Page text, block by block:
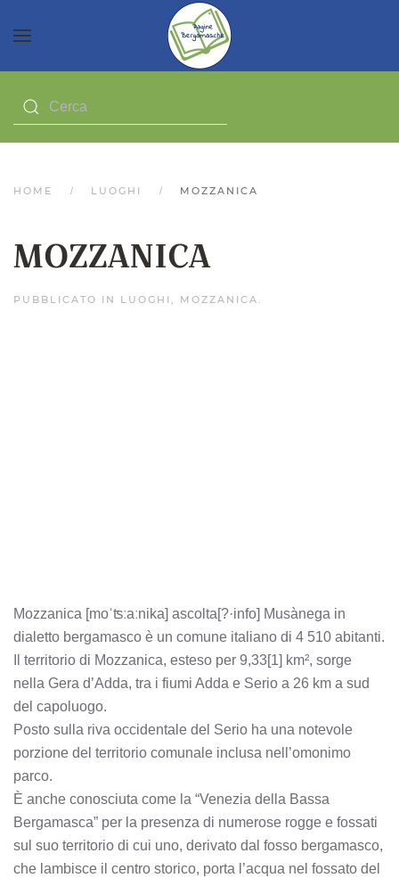
HOME LUOGHI MOZZANICA
MOZZANICA
PUBBLICATO IN LUOGHI , MOZZANICA .
Mozzanica [moˈʦːaːnika] ascolta[?·info] Musànega in
dialetto bergamasco è un comune italiano di 4 510 abitanti.
Il territorio di Mozzanica, esteso per 9,33[1] km², sorge
nella Gera d’Adda, tra i fiumi Adda e Serio a 26 km a sud
del capoluogo.
Posto sulla riva occidentale del Serio ha una notevole
porzione del territorio comunale inclusa nell’omonimo
parco.
È anche conosciuta come la “Venezia della Bassa
Bergamasca” per la presenza di numerose rogge e fossati
sul suo territorio di cui uno, derivato dal fosso bergamasco,
che lambisce il centro storico, porta l’acqua nel fossato del